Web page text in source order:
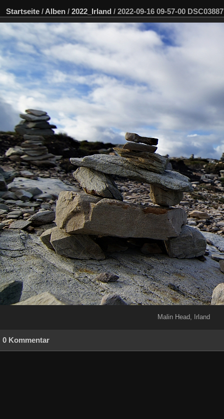
Startseite / Alben / 2022_Irland / 2022-09-16 09-57-00
Malin Head, Irland
0 Kommentar